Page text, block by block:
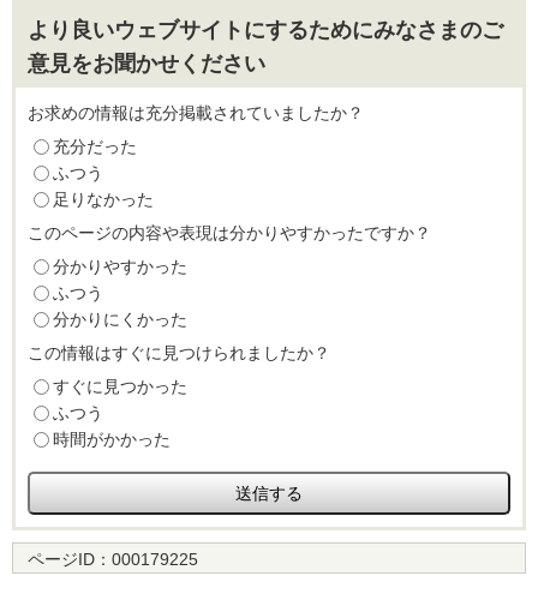
より良いウェブサイトにするためにみなさまのご
意見をお聞かせください
お求めの情報は充分掲載されていましたか？
充分だった
ふつう
足りなかった
このページの内容や表現は分かりやすかったですか？
分かりやすかった
ふつう
分かりにくかった
この情報はすぐに見つけられましたか？
すぐに見つかった
ふつう
時間がかかった
ページID： 000179225